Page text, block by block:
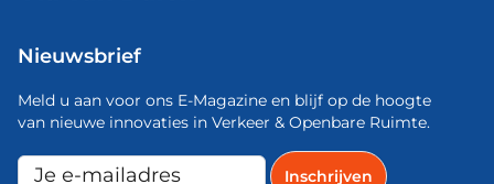
Nieuwsbrief
Meld u aan voor ons E-Magazine en blijf op de hoogte
van nieuwe innovaties in Verkeer & Openbare Ruimte.